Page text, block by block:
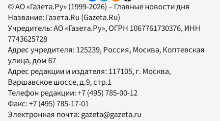
© АО «Газета.Ру» (1999-2026) – Главные новости дня
Название: Газета.Ru (Gazeta.Ru)
Учредитель:АО «Газета.Ру», ОГРН 1067761730376, ИНН
7743625728
Адрес учредителя: 125239, Россия, Москва, Коптевская
улица, дом 67
Адрес редакции и издателя: 117105, г. Москва,
Варшавское шоссе, д.9, стр.1
Телефон редакции:+7 (495) 785-00-12
Факс:+7 (495) 785-17-01
Электронная почта:gazeta@gazeta.ru